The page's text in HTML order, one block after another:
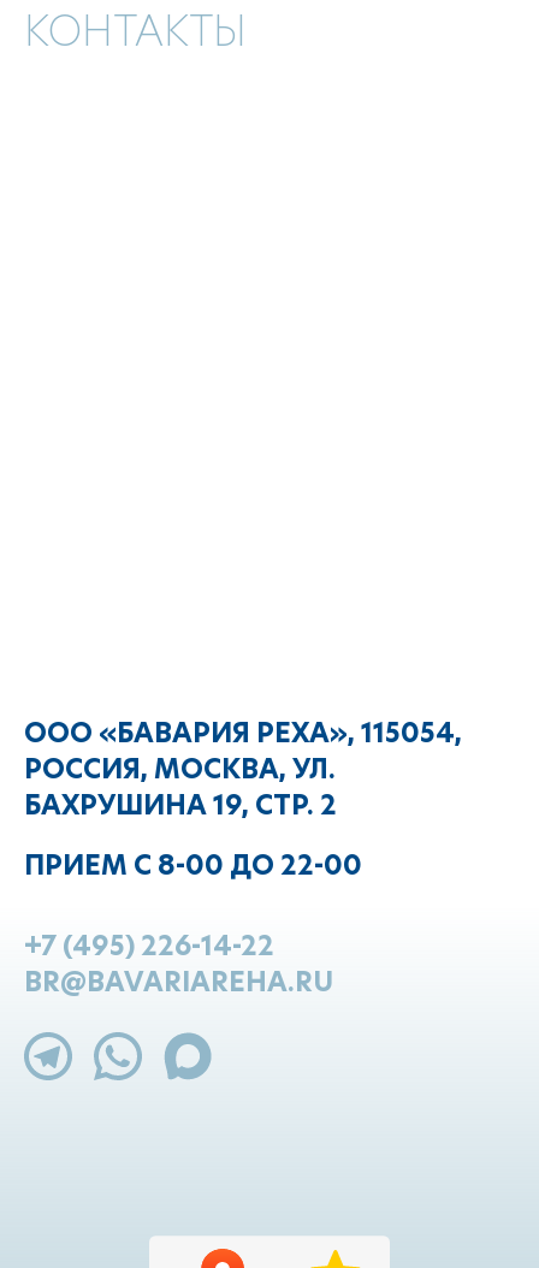
КОНТАКТЫ
ООО «БАВАРИЯ РЕХА», 115054,
РОССИЯ, МОСКВА, УЛ.
БАХРУШИНА 19, СТР. 2
ПРИЕМ С 8-00 ДО 22-00
+7 (495) 226-14-22
BR@BAVARIAREHA.RU